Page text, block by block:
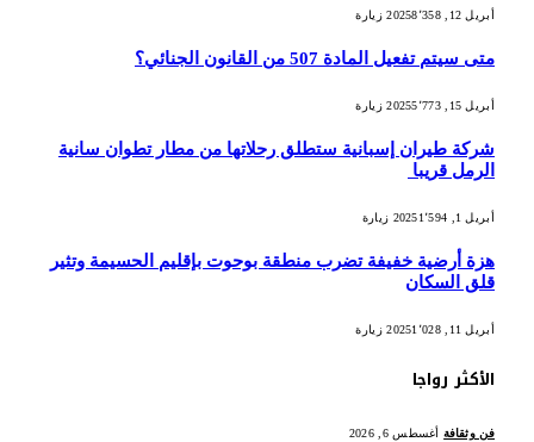
أبريل 12, 2025 8٬358 زيارة
متى سيتم تفعيل المادة 507 من القانون الجنائي؟
أبريل 15, 2025 5٬773 زيارة
شركة طيران إسبانية ستطلق رحلاتها من مطار تطوان سانية
الرمل قريبا
أبريل 1, 2025 1٬594 زيارة
هزة أرضية خفيفة تضرب منطقة بوحوت بإقليم الحسيمة وتثير
قلق السكان
أبريل 11, 2025 1٬028 زيارة
الأكثر رواجا
فن وثقافة أغسطس 6, 2026